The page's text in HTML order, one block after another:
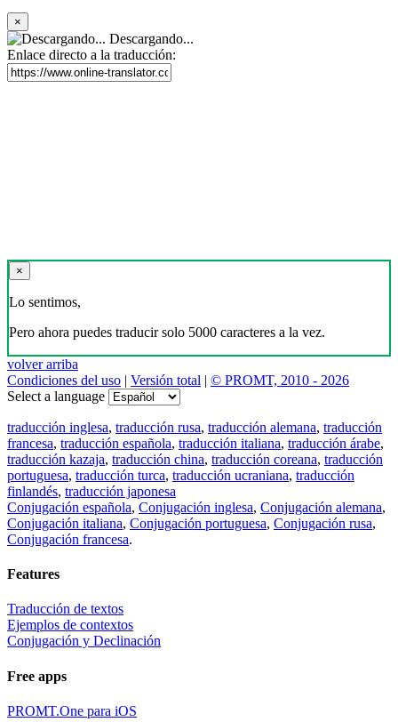
×
Descargando...
Enlace directo a la traducción:
×
Lo sentimos,
Pero ahora puedes traducir solo 5000 caracteres a la vez.
volver arriba
Condiciones del uso | Versión total | © PROMT, 2010 - 2026
Select a language
traducción inglesa, traducción rusa, traducción alemana, traducción
francesa, traducción española, traducción italiana, traducción árabe,
traducción kazaja, traducción china, traducción coreana, traducción
portuguesa, traducción turca, traducción ucraniana, traducción
finlandés, traducción japonesa
Conjugación española, Conjugación inglesa, Conjugación alemana,
Conjugación italiana, Conjugación portuguesa, Conjugación rusa,
Conjugación francesa.
Features
Traducción de textos
Ejemplos de contextos
Conjugación y Declinación
Free apps
PROMT.One para iOS